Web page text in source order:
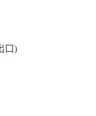
口)